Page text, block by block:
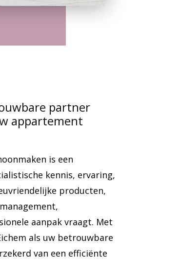
partner
appartement
is een
kennis, ervaring,
producten,
aanpak vraagt. Met
als uw betrouwbare
van een efficiënte